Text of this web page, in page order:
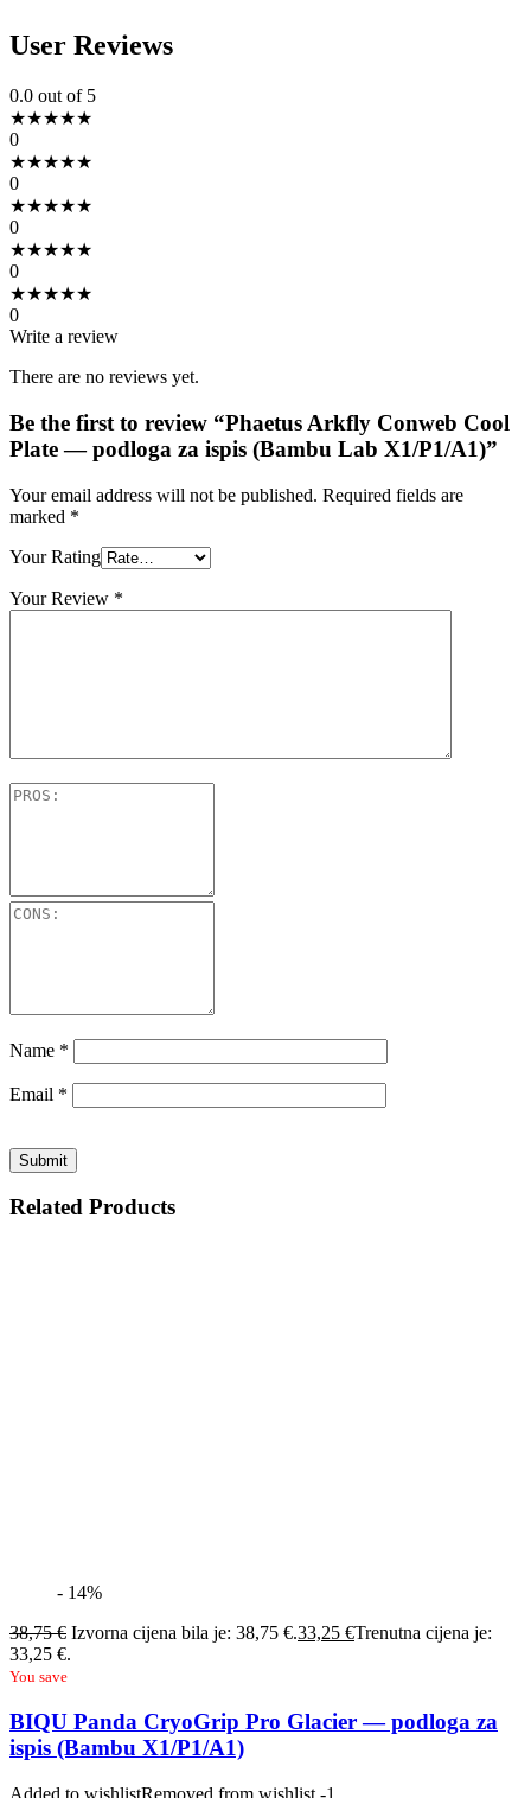
User Reviews
0.0 out of 5
★★★★★
0
★★★★★
0
★★★★★
0
★★★★★
0
★★★★★
0
Write a review
There are no reviews yet.
Be the first to review “Phaetus Arkfly Conweb Cool
Plate — podloga za ispis (Bambu Lab X1/P1/A1)”
Your email address will not be published. Required fields are
marked *
Your Rating
Your Review *
Name *
Email *
Related Products
- 14%
38,75€ Izvorna cijena bila je: 38,75 €.33,25 €Trenutna cijena je:
33,25 €.
You save
BIQU Panda CryoGrip Pro Glacier — podloga za
ispis (Bambu X1/P1/A1)
Added to wishlistRemoved from wishlist -1